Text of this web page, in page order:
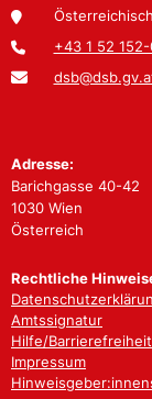
+43 1 52
Adresse:
Barichgasse 40-42
1030 Wien
Österreich
Rechtliche
Amtssignatur
Hilfe/Barrierefreiheit
Impressum